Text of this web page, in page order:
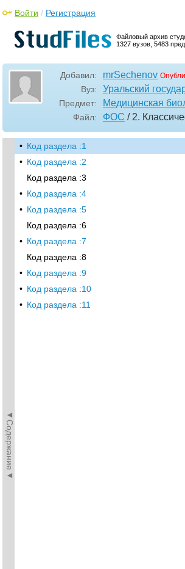
Файловый архив
1327 вузов, 5483
Войти / Регистрация
Добавил: mrSechenov
Вуз: Уральский
Предмет: Медицинская
Файл: ФOC / 2.
◄Содержание◄
• Код раздела :1
• Код раздела :2
Код раздела :3
• Код раздела :4
• Код раздела :5
Код раздела :6
• Код раздела :7
Код раздела :8
• Код раздела :9
• Код раздела :10
• Код раздела :11